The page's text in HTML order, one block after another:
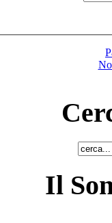
Il